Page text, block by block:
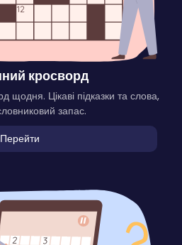
кросворд
щодня. Цікаві підказки та слова,
запас.
Перейти